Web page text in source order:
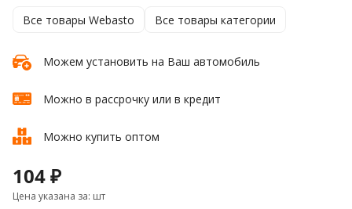
Все товары Webasto Все товары категории
Можем установить на Ваш автомобиль
Можно в рассрочку или в кредит
Можно купить оптом
104 ₽
Цена указана за: шт